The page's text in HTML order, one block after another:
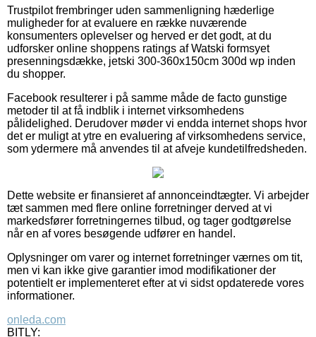
Trustpilot frembringer uden sammenligning hæderlige
muligheder for at evaluere en række nuværende
konsumenters oplevelser og herved er det godt, at du
udforsker online shoppens ratings af Watski formsyet
presenningsdække, jetski 300-360x150cm 300d wp inden
du shopper.
Facebook resulterer i på samme måde de facto gunstige
metoder til at få indblik i internet virksomhedens
pålidelighed. Derudover møder vi endda internet shops hvor
det er muligt at ytre en evaluering af virksomhedens service,
som ydermere må anvendes til at afveje kundetilfredsheden.
Dette website er finansieret af annonceindtægter. Vi arbejder
tæt sammen med flere online forretninger derved at vi
markedsfører forretningernes tilbud, og tager godtgørelse
når en af vores besøgende udfører en handel.
Oplysninger om varer og internet forretninger værnes om tit,
men vi kan ikke give garantier imod modifikationer der
potentielt er implementeret efter at vi sidst opdaterede vores
informationer.
onleda.com
BITLY: